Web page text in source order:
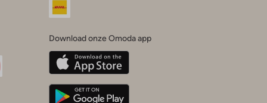
Download onze Omoda app